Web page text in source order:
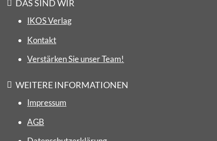
DAS SIND WIR
IKOS Verlag
Kontakt
Verstärken Sie unser Team!
WEITERE INFORMATIONEN
Impressum
AGB